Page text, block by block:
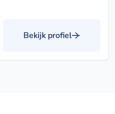
Bekijk profiel